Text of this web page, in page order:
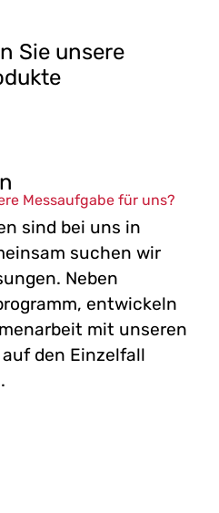
Sie unsere
Messaufgabe für uns?
sind bei uns in
suchen wir
Neben
entwickeln
mit unseren
den Einzelfall